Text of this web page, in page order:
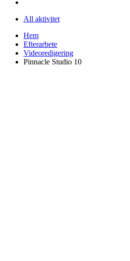
All aktivitet
Hem
Efterarbete
Videoredigering
Pinnacle Studio 10